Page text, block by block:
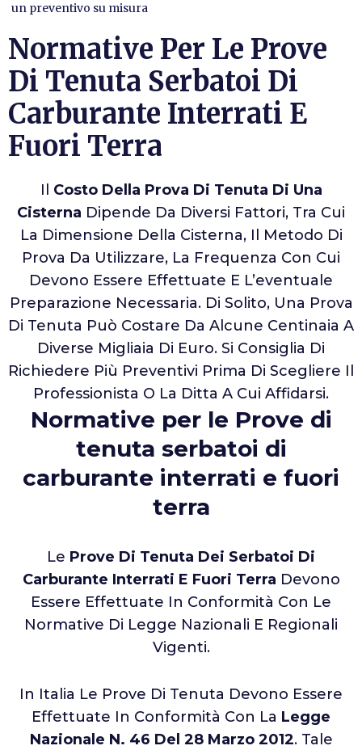
un preventivo su misura
Normative Per Le Prove
Di Tenuta Serbatoi Di
Carburante Interrati E
Fuori Terra
Il Costo Della Prova Di Tenuta Di Una
Cisterna Dipende Da Diversi Fattori, Tra Cui
La Dimensione Della Cisterna, Il Metodo Di
Prova Da Utilizzare, La Frequenza Con Cui
Devono Essere Effettuate E L’eventuale
Preparazione Necessaria. Di Solito, Una Prova
Di Tenuta Può Costare Da Alcune Centinaia A
Diverse Migliaia Di Euro. Si Consiglia Di
Richiedere Più Preventivi Prima Di Scegliere Il
Professionista O La Ditta A Cui Affidarsi.
Normative per le Prove di
tenuta serbatoi di
carburante interrati e fuori
terra
Le Prove Di Tenuta Dei Serbatoi Di
Carburante Interrati E Fuori Terra Devono
Essere Effettuate In Conformità Con Le
Normative Di Legge Nazionali E Regionali
Vigenti.
In Italia Le Prove Di Tenuta Devono Essere
Effettuate In Conformità Con La Legge
Nazionale N. 46 Del 28 Marzo 2012. Tale